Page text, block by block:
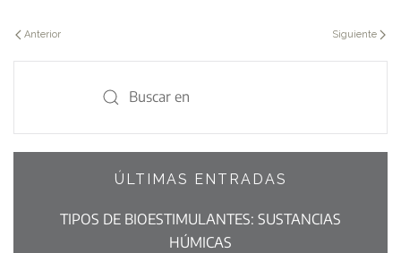
Anterior Siguiente
ÚLTIMAS ENTRADAS
TIPOS DE BIOESTIMULANTES: SUSTANCIAS
HÚMICAS